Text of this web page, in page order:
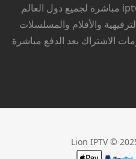
الأشهر والأكثر استقرار، قنوات iptv مباشرة لجميع دول العالم
والأفلام والمسلسلات
الاشتراك بعد الدفع مباشرة